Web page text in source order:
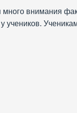
внимания
учеников.